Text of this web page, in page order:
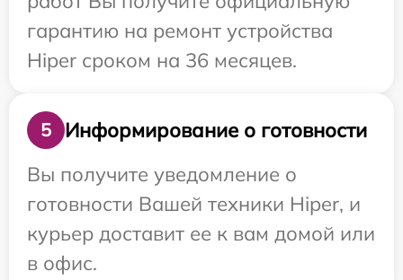
гарантию на ремонт устройства
Hiper сроком на 36 месяцев.
5
Информирование о готовности
Вы получите уведомление о
готовности Вашей техники Hiper, и
курьер доставит ее к вам домой или
в офис.